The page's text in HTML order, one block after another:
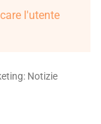
l'utente
Notizie